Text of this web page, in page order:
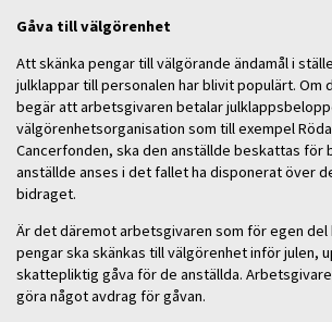
Gåva till välgörenhet
Att skänka pengar till välgörande ändamål i
julklappar till personalen har blivit populärt. Om
begär att arbetsgivaren betalar
välgörenhetsorganisation som till exempel
Cancerfonden, ska den anställde beskattas för
anställde anses i det fallet ha disponerat över
bidraget.
Är det däremot arbetsgivaren som för egen
pengar ska skänkas till välgörenhet inför julen,
skattepliktig gåva för de anställda.
göra något avdrag för gåvan.